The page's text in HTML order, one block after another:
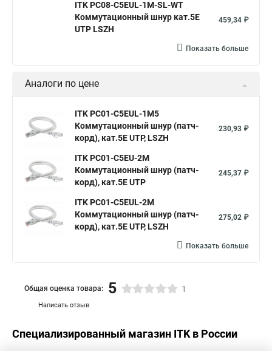
ITK PC08-C5EUL-1M-SL-WT
Коммутационный шнур кат.5E
UTP LSZH
459,34 ₽
Показать больше
Аналоги по цене
ITK PC01-C5EUL-1M5
Коммутационный шнур (патч-
корд), кат.5Е UTP, LSZH
230,93 ₽
ITK PC01-C5EU-2M
Коммутационный шнур (патч-
корд), кат.5Е UTP
245,37 ₽
ITK PC01-C5EUL-2M
Коммутационный шнур (патч-
корд), кат.5Е UTP, LSZH
275,02 ₽
Показать больше
Написать отзыв
Общая оценка товара: 5 1
Специализированный магазин ITKв России